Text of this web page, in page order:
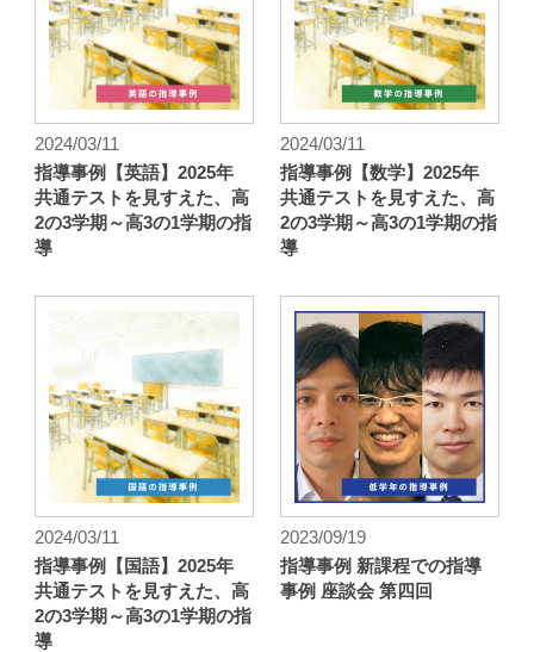
2024/03/11
指導事例【英語】2025年
共通テストを見すえた、高
2の3学期～高3の1学期の指
導
2024/03/11
指導事例【数学】2025年
共通テストを見すえた、高
2の3学期～高3の1学期の指
導
2024/03/11
指導事例【国語】2025年
共通テストを見すえた、高
2の3学期～高3の1学期の指
導
2023/09/19
指導事例 新課程での指導
事例 座談会 第四回